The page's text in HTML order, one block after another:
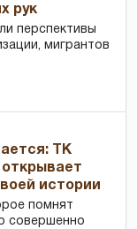
рук
перспективы
мигрантов
ТК
истории
помнят
совершенно